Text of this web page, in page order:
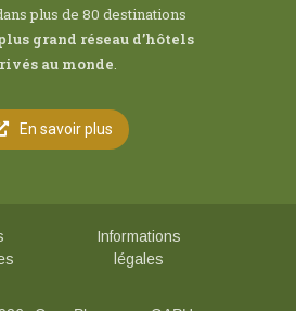
plus de 80 destinations
grand réseau d’hôtels
au monde.
En savoir plus
Informations
légales